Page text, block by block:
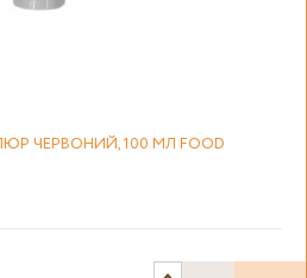
ЧЕРВОНИЙ, 100 МЛ FOOD